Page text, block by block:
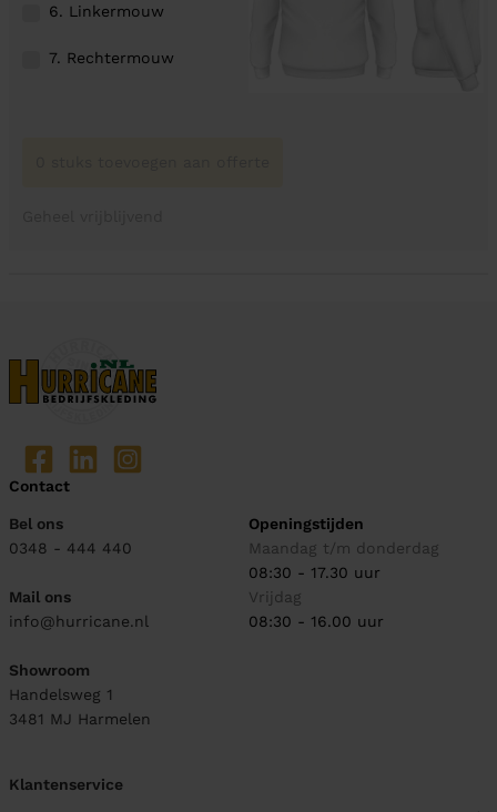
6. Linkermouw
7. Rechtermouw
Contact
Bel ons
0348 - 444 440
Mail ons
info@hurricane.nl
Showroom
Handelsweg 1
3481 MJ Harmelen
Openingstijden
Maandag t/m donderdag
08:30 - 17.30 uur
Vrijdag
08:30 - 16.00 uur
Klantenservice